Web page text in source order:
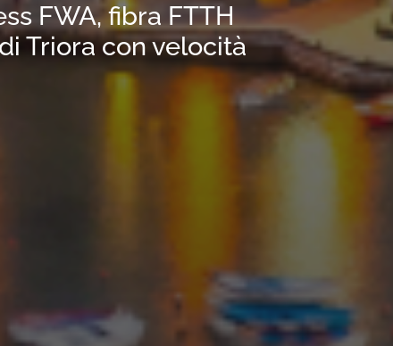
FWA, fibra FTTH
Triora con velocità